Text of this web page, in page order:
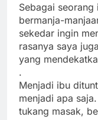
Sebagai
bermanja-
sekedar ingin
rasanya saya
yang
.
Menjadi ibu
menjadi apa
tukang masak,